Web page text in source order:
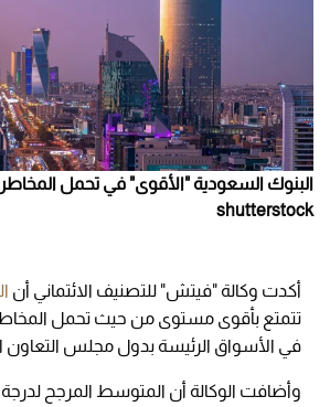
البنوك السعودية "الأقوى" في تحمل
shutterstock
أكدت وكالة "فيتش" للتصنيف الائتماني أن
تتمتع بأقوى مستوى من حيث تحمل
في الأسواق الرئيسة بدول مجلس التعاون
وأضافت الوكالة أن المتوسط المرجح